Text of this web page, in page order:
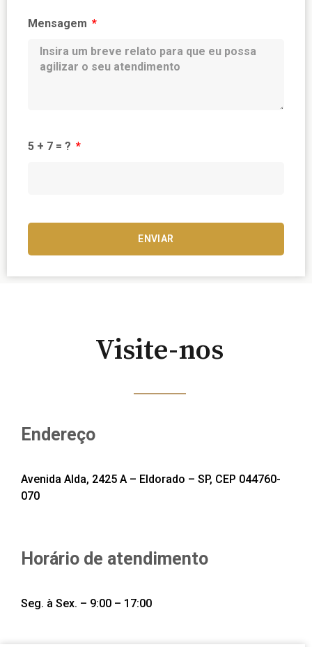
Mensagem
5 + 7 = ?
ENVIAR
Visite-nos
Endereço
Avenida Alda, 2425 A – Eldorado – SP, CEP 044760-
070
Horário de atendimento
Seg. à Sex. – 9:00 – 17:00